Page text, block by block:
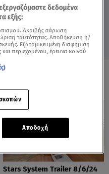
Stars System Trailer 8/6/24
δεδομένα
εξής:
Ακριβής σάρωση
ταυτότητας. Αποθήκευση ή/
Εξατομικευμένη διαφήμιση
περιεχομένου, έρευνα κοινού
Αποδοχή